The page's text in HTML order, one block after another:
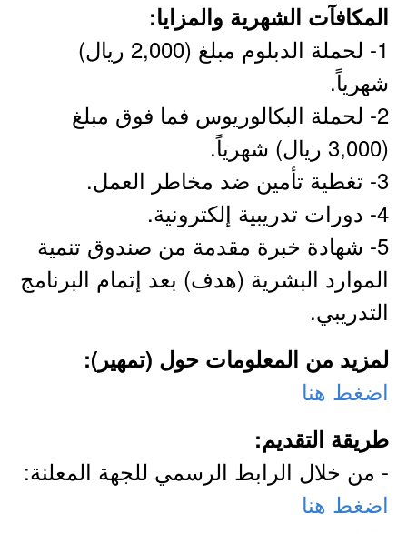
المكافآت الشهرية والمزايا:
1- لحملة الدبلوم مبلغ (2,000 ريال)
شهرياً.
2- لحملة البكالوريوس فما فوق مبلغ
(3,000 ريال) شهرياً.
3- تغطية تأمين ضد مخاطر العمل.
4- دورات تدريبية إلكترونية.
5- شهادة خبرة مقدمة من صندوق تنمية
الموارد البشرية (هدف) بعد إتمام البرنامج
التدريبي.
لمزيد من المعلومات حول (تمهير):
اضغط هنا
طريقة التقديم:
- من خلال الرابط الرسمي للجهة المعلنة:
اضغط هنا